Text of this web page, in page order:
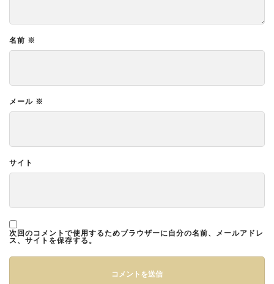
名前 ※
メール ※
サイト
次回のコメントで使用するためブラウザーに自分の名前、メールアドレ
ス、サイトを保存する。